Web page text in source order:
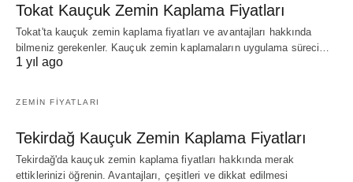
Tokat Kauçuk Zemin Kaplama Fiyatları
Tokat'ta kauçuk zemin kaplama fiyatları ve avantajları hakkında
bilmeniz gerekenler. Kauçuk zemin kaplamaların uygulama süreci…
1 yıl ago
ZEMIN FIYATLARI
Tekirdağ Kauçuk Zemin Kaplama Fiyatları
Tekirdağ'da kauçuk zemin kaplama fiyatları hakkında merak
ettiklerinizi öğrenin. Avantajları, çeşitleri ve dikkat edilmesi